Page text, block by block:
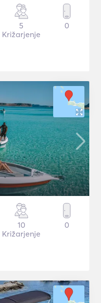
5
Križarjenje
0
10
Križarjenje
0